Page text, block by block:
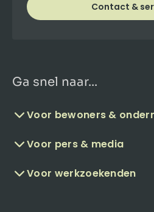
Contact &
Ga snel naar...
Voor bewoners &
Voor pers & media
Voor werkzoekenden